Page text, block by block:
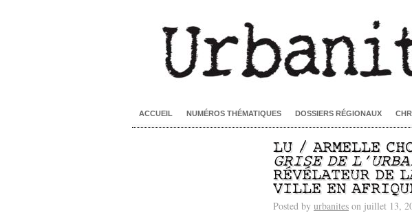
ACCUEIL NUMÉROS THÉMATIQUES DOSSIERS RÉGIONAUX
LU / ARMELLE
GRISE DE
RÉVÉLATEUR DE
VILLE EN
Posted by urbanites on juillet 13,